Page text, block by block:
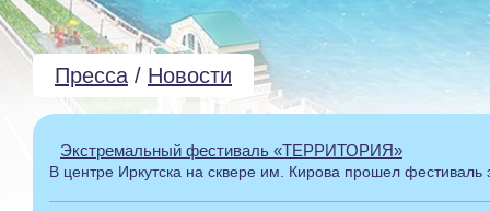
Пресса / Новости
Экстремальный фестиваль «ТЕРРИТОРИЯ»
В центре Иркутска на сквере им. Кирова прошел